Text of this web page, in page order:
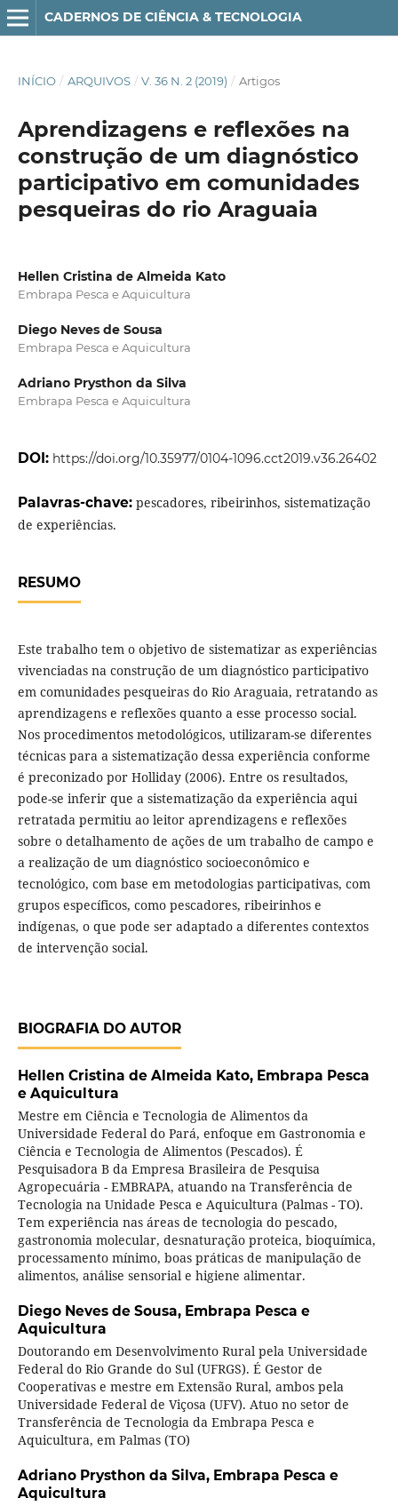
CADERNOS DE CIÊNCIA & TECNOLOGIA
INÍCIO / ARQUIVOS / V. 36 N. 2 (2019) / Artigos
Aprendizagens e reflexões na
construção de um diagnóstico
participativo em comunidades
pesqueiras do rio Araguaia
Hellen Cristina de Almeida Kato
Embrapa Pesca e Aquicultura
Diego Neves de Sousa
Embrapa Pesca e Aquicultura
Adriano Prysthon da Silva
Embrapa Pesca e Aquicultura
DOI: https://doi.org/10.35977/0104-1096.cct2019.v36.26402
Palavras-chave: pescadores, ribeirinhos, sistematização
de experiências.
RESUMO
Este trabalho tem o objetivo de sistematizar as experiências
vivenciadas na construção de um diagnóstico participativo
em comunidades pesqueiras do Rio Araguaia, retratando as
aprendizagens e reflexões quanto a esse processo social.
Nos procedimentos metodológicos, utilizaram-se diferentes
técnicas para a sistematização dessa experiência conforme
é preconizado por Holliday (2006). Entre os resultados,
pode-se inferir que a sistematização da experiência aqui
retratada permitiu ao leitor aprendizagens e reflexões
sobre o detalhamento de ações de um trabalho de campo e
a realização de um diagnóstico socioeconômico e
tecnológico, com base em metodologias participativas, com
grupos específicos, como pescadores, ribeirinhos e
indígenas, o que pode ser adaptado a diferentes contextos
de intervenção social.
BIOGRAFIA DO AUTOR
Hellen Cristina de Almeida Kato, Embrapa Pesca
e Aquicultura
Mestre em Ciência e Tecnologia de Alimentos da
Universidade Federal do Pará, enfoque em Gastronomia e
Ciência e Tecnologia de Alimentos (Pescados). É
Pesquisadora B da Empresa Brasileira de Pesquisa
Agropecuária - EMBRAPA, atuando na Transferência de
Tecnologia na Unidade Pesca e Aquicultura (Palmas - TO).
Tem experiência nas áreas de tecnologia do pescado,
gastronomia molecular, desnaturação proteica, bioquímica,
processamento mínimo, boas práticas de manipulação de
alimentos, análise sensorial e higiene alimentar.
Diego Neves de Sousa, Embrapa Pesca e
Aquicultura
Doutorando em Desenvolvimento Rural pela Universidade
Federal do Rio Grande do Sul (UFRGS). É Gestor de
Cooperativas e mestre em Extensão Rural, ambos pela
Universidade Federal de Viçosa (UFV). Atuo no setor de
Transferência de Tecnologia da Embrapa Pesca e
Aquicultura, em Palmas (TO)
Adriano Prysthon da Silva, Embrapa Pesca e
Aquicultura